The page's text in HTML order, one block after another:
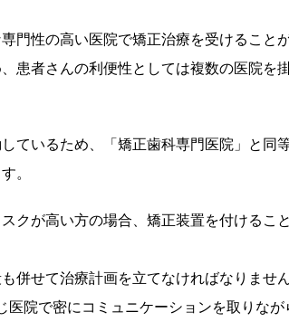
門性の高い医院で矯正治療を受けること
患者さんの利便性としては複数の医院を
ているため、「矯正歯科専門医院」と同
。
クが高い方の場合、矯正装置を付けるこ
併せて治療計画を立てなければなりません
院で密にコミュニケーションを取りな